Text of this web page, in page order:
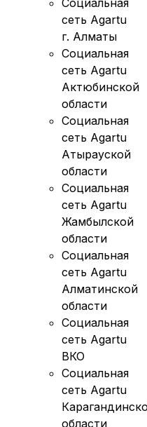
Социальная
сеть Agartu
г. Алматы
Социальная
сеть Agartu
Актюбинской
области
Социальная
сеть Agartu
Атырауской
области
Социальная
сеть Agartu
Жамбылской
области
Социальная
сеть Agartu
Алматинской
области
Социальная
сеть Agartu
ВКО
Социальная
сеть Agartu
области